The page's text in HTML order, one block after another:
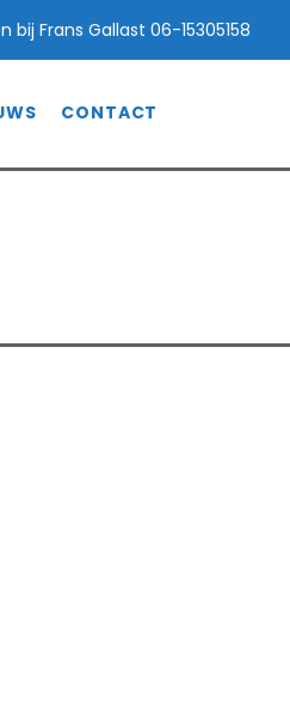
bij Frans Gallast 06-15305158
CONTACT